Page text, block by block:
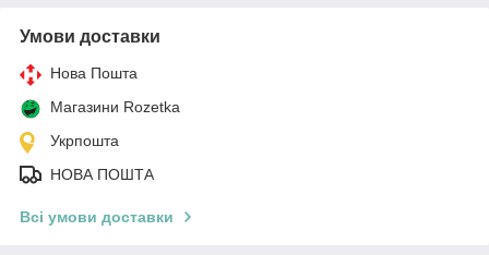
Умови доставки
Нова Пошта
Магазини Rozetka
Укрпошта
НОВА ПОШТА
Всі умови доставки